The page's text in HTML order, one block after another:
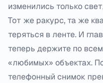
изменились только
Тот же ракурс, та же
теряться в ленте. И
теперь держите по
«любимых» объектах.
телефонный снимок